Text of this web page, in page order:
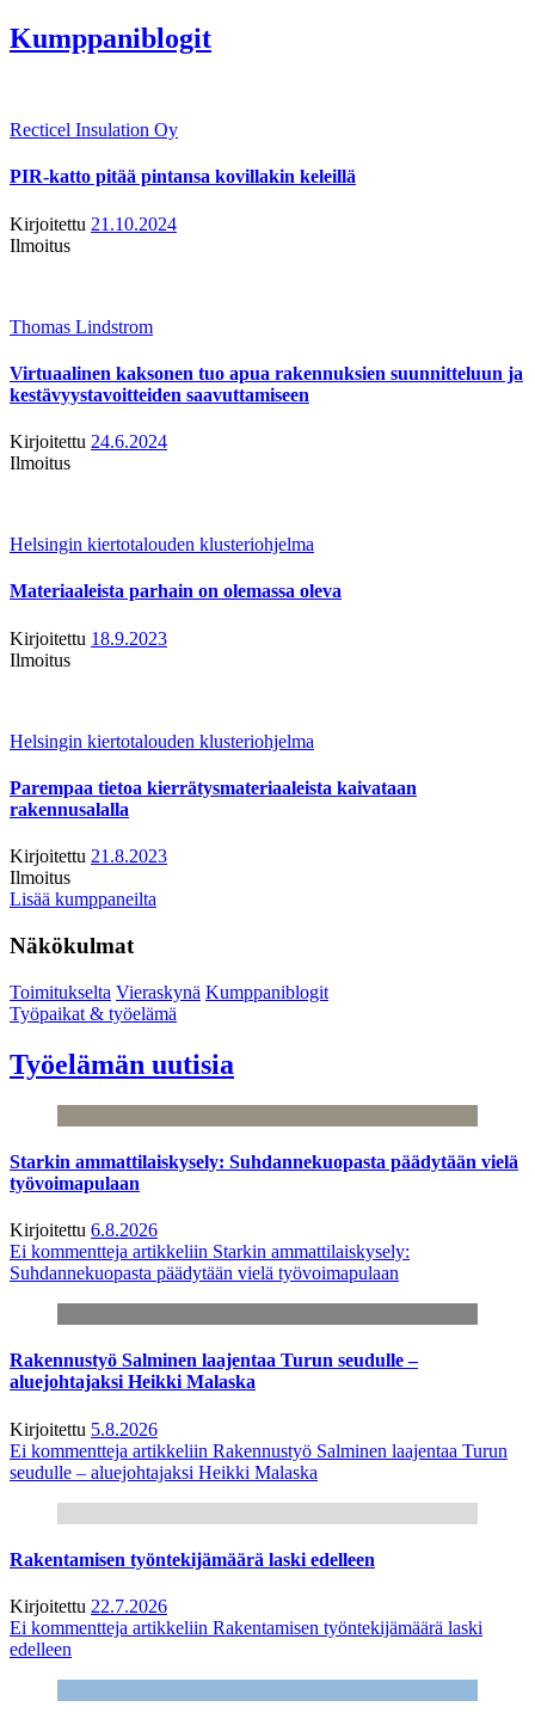
Kumppaniblogit
Recticel Insulation Oy
PIR-katto pitää pintansa kovillakin keleillä
Kirjoitettu 21.10.2024
Ilmoitus
Thomas Lindstrom
Virtuaalinen kaksonen tuo apua rakennuksien suunnitteluun ja
kestävyystavoitteiden saavuttamiseen
Kirjoitettu 24.6.2024
Ilmoitus
Helsingin kiertotalouden klusteriohjelma
Materiaaleista parhain on olemassa oleva
Kirjoitettu 18.9.2023
Ilmoitus
Helsingin kiertotalouden klusteriohjelma
Parempaa tietoa kierrätysmateriaaleista kaivataan
rakennusalalla
Kirjoitettu 21.8.2023
Ilmoitus
Lisää kumppaneilta
Näkökulmat
Toimitukselta Vieraskynä Kumppaniblogit
Työpaikat & työelämä
Työelämän uutisia
Starkin ammattilaiskysely: Suhdannekuopasta päädytään vielä
työvoimapulaan
Kirjoitettu 6.8.2026
Ei kommentteja artikkeliin Starkin ammattilaiskysely:
Suhdannekuopasta päädytään vielä työvoimapulaan
Rakennustyö Salminen laajentaa Turun seudulle –
aluejohtajaksi Heikki Malaska
Kirjoitettu 5.8.2026
Ei kommentteja artikkeliin Rakennustyö Salminen laajentaa Turun
seudulle – aluejohtajaksi Heikki Malaska
Rakentamisen työntekijämäärä laski edelleen
Kirjoitettu 22.7.2026
Ei kommentteja artikkeliin Rakentamisen työntekijämäärä laski
edelleen